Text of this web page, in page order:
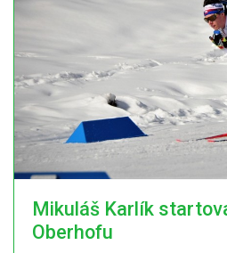
Mikuláš Karlík
Oberhofu